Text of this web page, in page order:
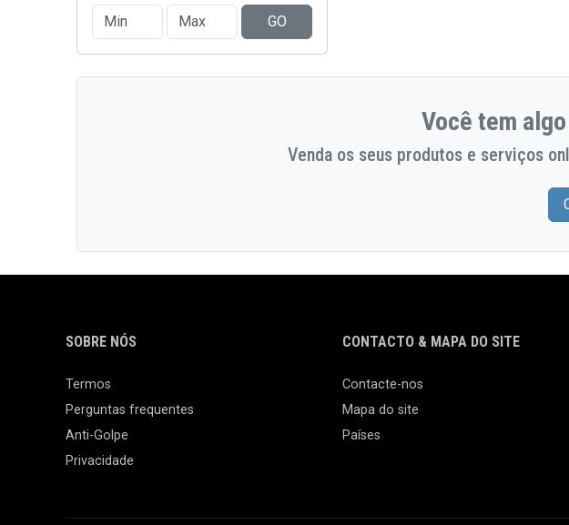
GO
Você tem
Venda os seus produtos e serviços
SOBRE NÓS
Termos
Perguntas frequentes
Anti-Golpe
Privacidade
CONTACTO & MAPA DO SITE
Contacte-nos
Mapa do site
Países